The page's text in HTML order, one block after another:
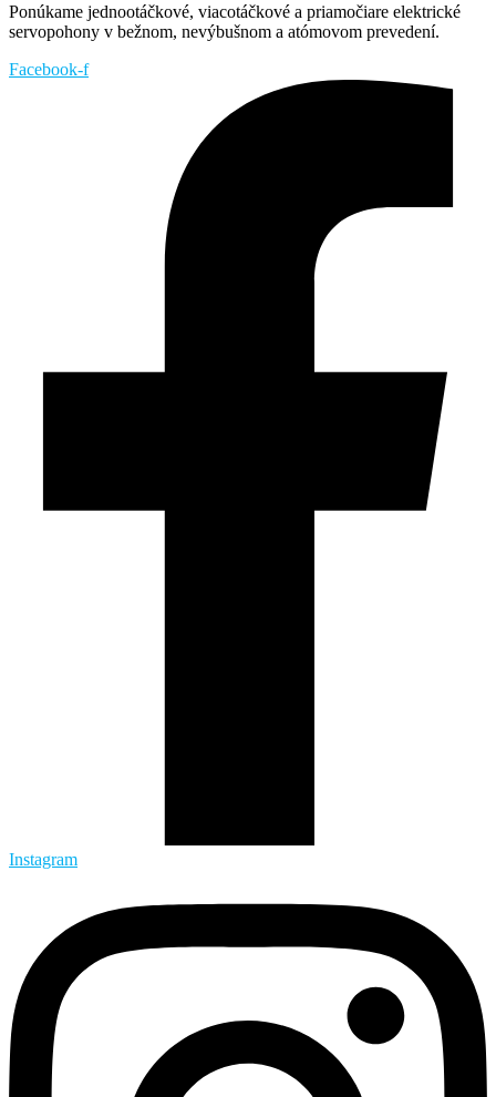
Ponúkame jednootáčkové, viacotáčkové a priamočiare elektrické
servopohony v bežnom, nevýbušnom a atómovom prevedení.
Facebook-f
Instagram